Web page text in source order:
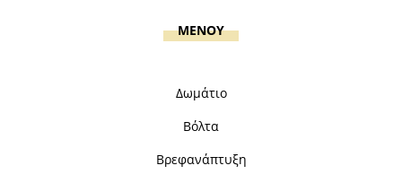
MENOY
Δωμάτιο
Βόλτα
Βρεφανάπτυξη